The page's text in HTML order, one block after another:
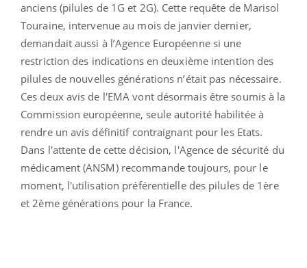
anciens (pilules de 1G et 2G). Cette requête de Marisol
Touraine, intervenue au mois de janvier dernier,
demandait aussi à l’Agence Européenne si une
restriction des indications en deuxième intention des
pilules de nouvelles générations n’était pas nécessaire.
Ces deux avis de l'EMA vont désormais être soumis à la
Commission européenne, seule autorité habilitée à
rendre un avis définitif contraignant pour les Etats.
Dans l'attente de cette décision, l'Agence de sécurité du
médicament (ANSM) recommande toujours, pour le
moment, l'utilisation préférentielle des pilules de 1ère
et 2ème générations pour la France.